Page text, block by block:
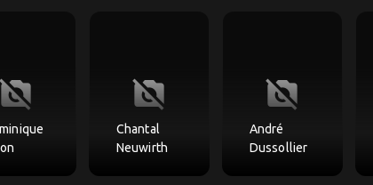
no_photography no_photography
Chantal
Neuwirth
no_photography
André
Dussollier